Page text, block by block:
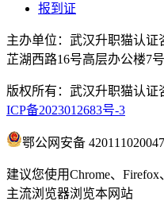
报到证
主办单位：武汉升职猫认
芷湖西路16号高层办公楼7
版权所有：武汉升职猫
ICP备2023012683号-3
鄂公网安备
建议您使用Chrome、
主流浏览器浏览本网站